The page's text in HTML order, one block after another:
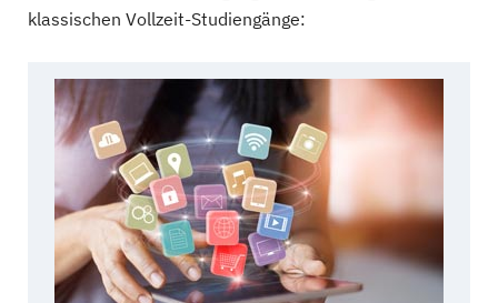
klassischen Vollzeit-Studiengänge: